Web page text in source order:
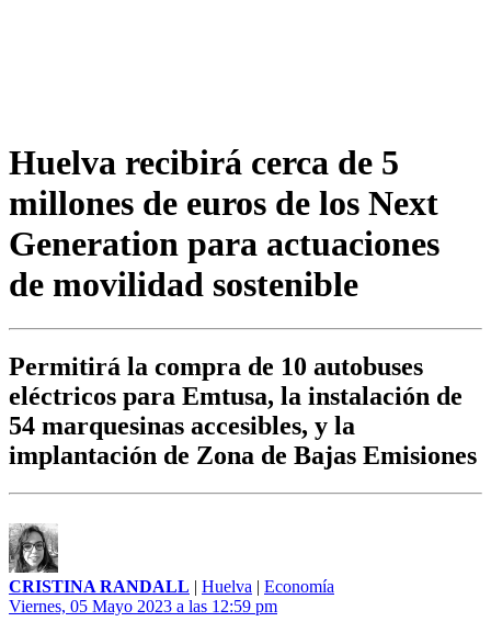
Huelva recibirá cerca de 5
millones de euros de los Next
Generation para actuaciones
de movilidad sostenible
Permitirá la compra de 10 autobuses
eléctricos para Emtusa, la instalación de
54 marquesinas accesibles, y la
implantación de Zona de Bajas Emisiones
CRISTINA RANDALL | Huelva | Economía
Viernes, 05 Mayo 2023 a las 12:59 pm